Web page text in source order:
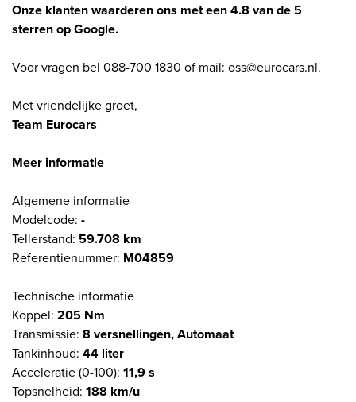
Onze klanten waarderen ons met een 4.8 van de 5
sterren op Google.
Voor vragen bel 088-700 1830 of mail: oss@eurocars.nl.
Met vriendelijke groet,
Team Eurocars
Meer informatie
Algemene informatie
Modelcode: -
Tellerstand: 59.708 km
Referentienummer: M04859
Technische informatie
Koppel: 205 Nm
Transmissie: 8 versnellingen, Automaat
Tankinhoud: 44 liter
Acceleratie (0-100): 11,9 s
Topsnelheid: 188 km/u